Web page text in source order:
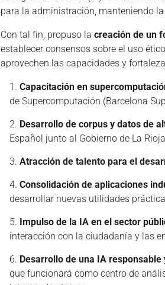
para la administración, manteniendo
Con tal fin, propuso la creación de un
establecer consensos sobre el uso
aprovechen las capacidades y
Capacitación en
de Supercomputación (Barcelona
Desarrollo de corpus y datos de
Español junto al Gobierno de La
Atracción de talento para el
Consolidación de aplicaciones
desarrollar nuevas utilidades
Impulso de la IA en el sector
interacción con la ciudadanía y las
Desarrollo de una IA responsable
que funcionará como centro de